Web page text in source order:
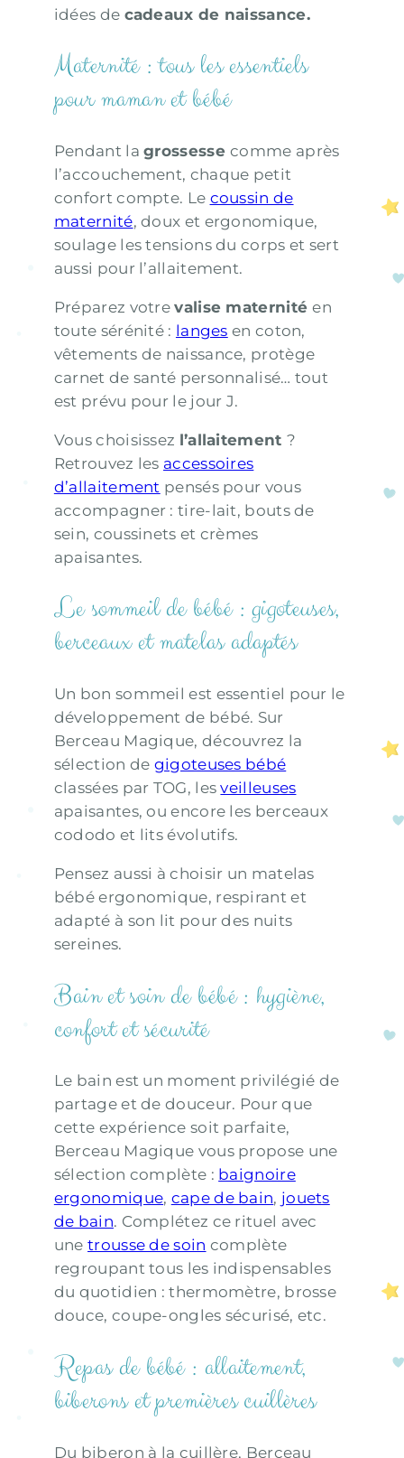
idées de cadeaux de naissance.
Maternité : tous les essentiels
pour maman et bébé
Pendant lagrossessecomme après
l’accouchement, chaque petit
confort compte. Le coussin de
maternité, doux et ergonomique,
soulage les tensions du corps et sert
aussi pour l’allaitement.
Préparez votrevalise maternitéen
toute sérénité : langes en coton,
vêtements de naissance, protège
carnet de santé personnalisé… tout
est prévu pour le jour J.
Vous choisissez l’allaitement ?
Retrouvez les accessoires
d’allaitement pensés pour vous
accompagner : tire-lait, bouts de
sein, coussinets et crèmes
apaisantes.
Le sommeil de bébé : gigoteuses,
berceaux et matelas adaptés
Un bon sommeil est essentiel pour le
développement de bébé. Sur
Berceau Magique, découvrez la
sélection de gigoteuses bébé
classées par TOG, lesveilleuses
apaisantes, ou encore les berceaux
cododo et lits évolutifs.
Pensez aussi à choisir un matelas
bébé ergonomique, respirant et
adapté à son lit pour des nuits
sereines.
Bain et soin de bébé : hygiène,
confort et sécurité
Le bain est un moment privilégié de
partage et de douceur. Pour que
cette expérience soit parfaite,
Berceau Magique vous propose une
sélection complète : baignoire
ergonomique, cape de bain, jouets
de bain. Complétez ce rituel avec
unetrousse de soin complète
regroupant tous les indispensables
du quotidien : thermomètre, brosse
douce, coupe-ongles sécurisé, etc.
Repas de bébé : allaitement,
biberons et premières cuillères
Du biberon à la cuillère, Berceau